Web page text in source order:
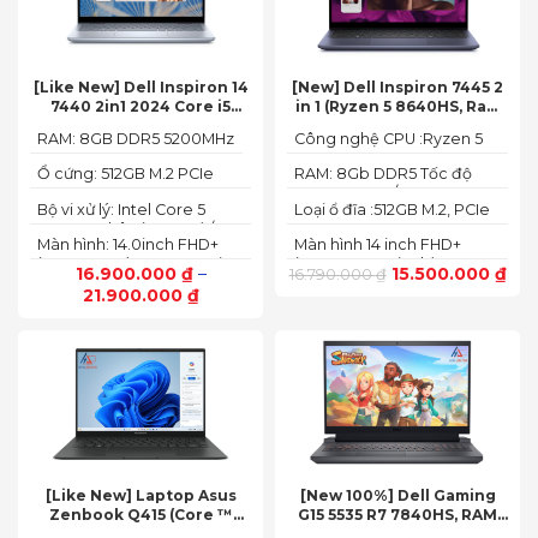
[Like New] Dell Inspiron 14
7440 2in1 2024 Core i5
FHD+
16.900.000 ₫–
21.900.000 ₫
Màn hình: 14.0inch FHD+
(1920 x 1200) 60Hz,250 nits
Bộ vi xử lý: Intel Core 5
120U, 10 nhân (2P + 8E) / 12
luồng
Ổ cứng: 512GB M.2 PCIe
RAM: 8GB DDR5 5200MHz
[New] Dell Inspiron 7445 2
in 1 (Ryzen 5 8640HS, Ram
Radeon,14 FHD+ Touch)
16.790.000₫ 15.500.000 ₫
Màn hình 14 inch FHD+
(1920 x 1200 pixels)
Loại ổ đĩa :512GB M.2, PCIe
RAM: 8Gb DDR5 Tốc độ
BUS :5200MT/s
Công nghệ CPU :Ryzen 5
[Like New] Laptop Asus
Zenbook Q415 (Core ™
[New 100%] Dell Gaming
G15 5535 R7 7840HS, RAM